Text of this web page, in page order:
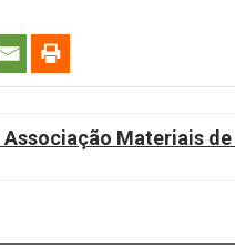
Associação Materiais